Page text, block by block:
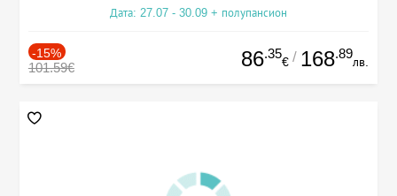
Дата: 27.07 - 30.09 + полупансион
-15%
101.59€ 86.35
€ / 168.89
лв.